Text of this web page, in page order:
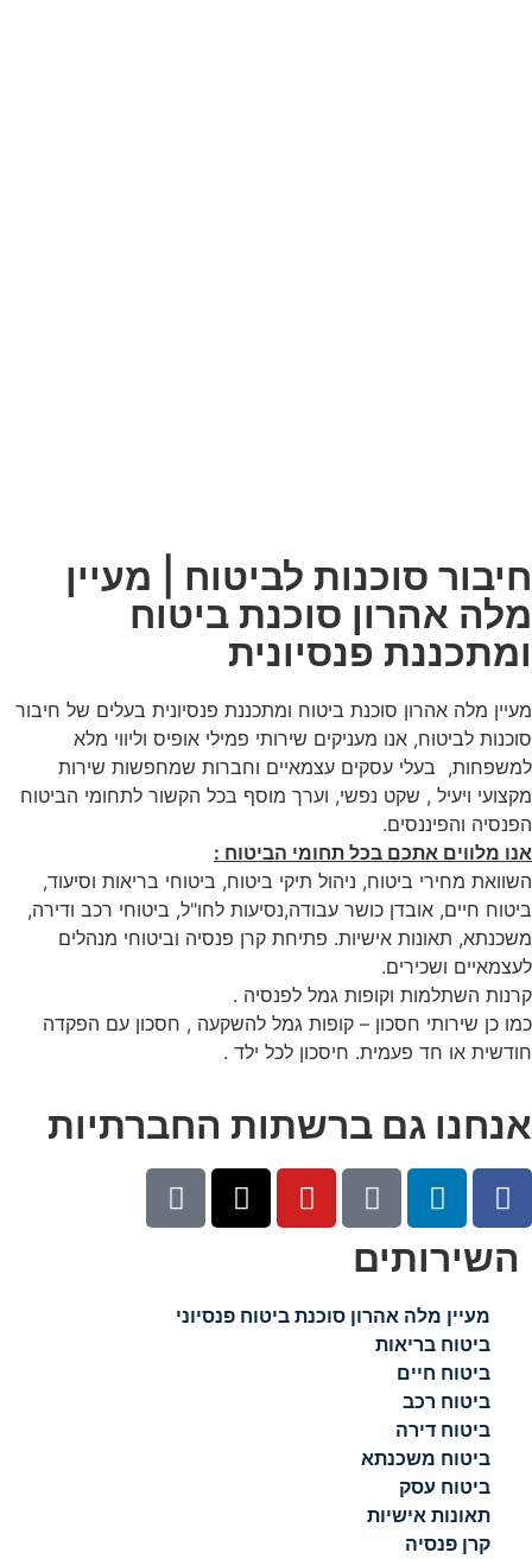
חיבור סוכנות לביטוח | מעיין
מלה אהרון סוכנת ביטוח
ומתכננת פנסיונית
מעיין מלה אהרון סוכנת ביטוח ומתכננת פנסיונית בעלים של חיבור
סוכנות לביטוח, אנו מעניקים שירותי פמילי אופיס וליווי מלא
למשפחות, בעלי עסקים עצמאיים וחברות שמחפשות שירות
מקצועי ויעיל , שקט נפשי, וערך מוסף בכל הקשור לתחומי הביטוח
הפנסיה והפיננסים.
אנו מלווים אתכם בכל תחומי הביטוח :
השוואת מחירי ביטוח, ניהול תיקי ביטוח, ביטוחי בריאות וסיעוד,
ביטוח חיים, אובדן כושר עבודה,נסיעות לחו"ל, ביטוחי רכב ודירה,
משכנתא, תאונות אישיות. פתיחת קרן פנסיה וביטוחי מנהלים
לעצמאיים ושכירים.
קרנות השתלמות וקופות גמל לפנסיה .
כמו כן שירותי חסכון – קופות גמל להשקעה , חסכון עם הפקדה
חודשית או חד פעמית. חיסכון לכל ילד .
אנחנו גם ברשתות החברתיות
השירותים
מעיין מלה אהרון סוכנת ביטוח פנסיוני
ביטוח בריאות
ביטוח חיים
ביטוח רכב
ביטוח דירה
ביטוח משכנתא
ביטוח עסק
תאונות אישיות
קרן פנסיה